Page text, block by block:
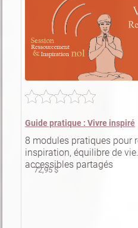
Guide pratique : Vivre inspiré
8 modules pratiques pour
inspiration, équilibre de
accessibles partagés
72,95 $